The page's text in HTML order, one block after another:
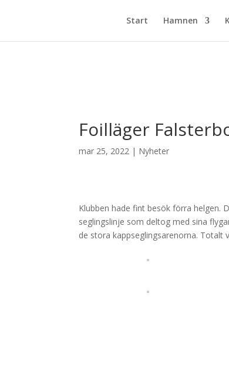
Start Hamnen
Foilläger
mar 25, 2022 | Nyheter
Klubben hade fint besök förra helgen.
seglingslinje som deltog med sina
de stora kappseglingsarenorna. Totalt